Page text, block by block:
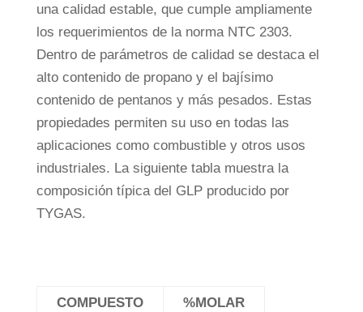
una calidad estable, que cumple ampliamente
los requerimientos de la norma NTC 2303.
Dentro de parámetros de calidad se destaca el
alto contenido de propano y el bajísimo
contenido de pentanos y más pesados. Estas
propiedades permiten su uso en todas las
aplicaciones como combustible y otros usos
industriales. La siguiente tabla muestra la
composición típica del GLP producido por
TYGAS.
COMPUESTO %MOLAR